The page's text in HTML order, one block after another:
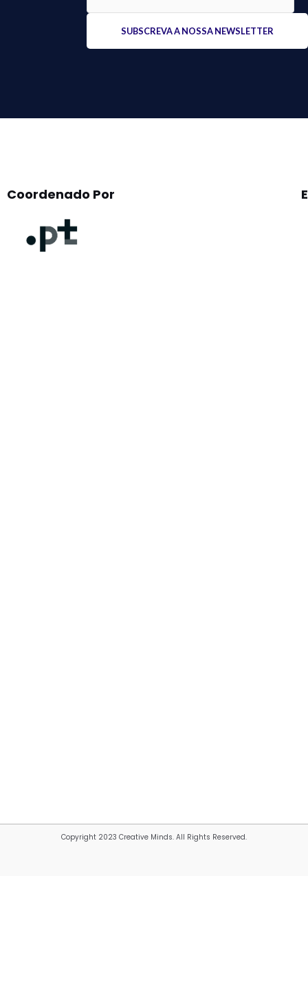
Coordenado Por
Copyright 2023 Creative Minds. All Rights Reserved.